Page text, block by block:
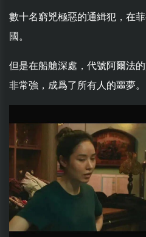
數十名窮兇極惡的通緝犯，在
國。
但是在船艙深處，代號阿爾法
非常強，成爲了所有人的噩夢。